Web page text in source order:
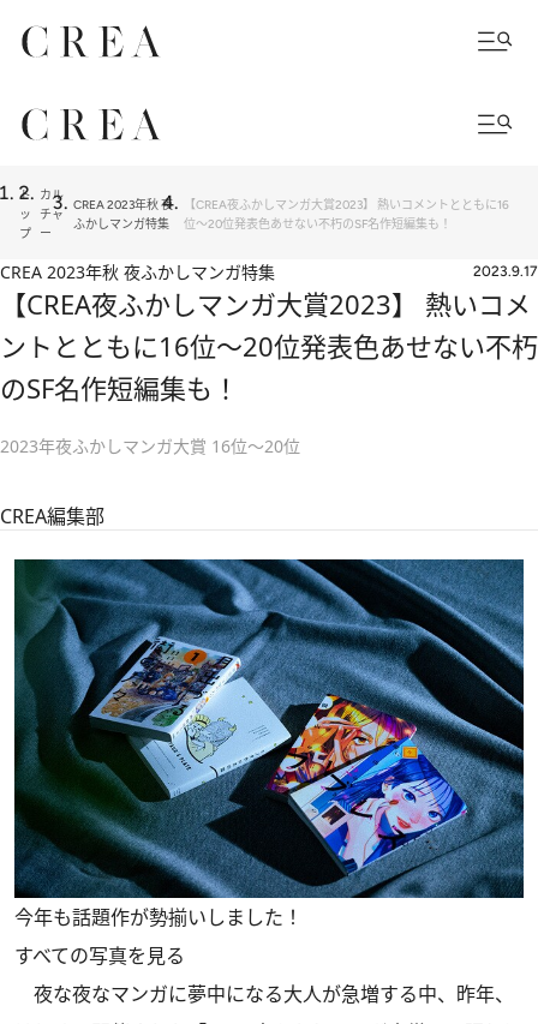
ト
ッ
プ
カル
チャ
ー
CREA 2023年秋 夜
ふかしマンガ特集
【CREA夜ふかしマンガ大賞2023】 熱いコメントとともに16
位～20位発表色あせない不朽のSF名作短編集も！
CREA 2023年秋 夜ふかしマンガ特集 2023.9.17
【CREA夜ふかしマンガ大賞2023】 熱いコメ
ントとともに16位～20位発表色あせない不朽
のSF名作短編集も！
2023年夜ふかしマンガ大賞 16位～20位
CREA編集部
今年も話題作が勢揃いしました！
すべての写真を見る
夜な夜なマンガに夢中になる大人が急増する中、昨年、